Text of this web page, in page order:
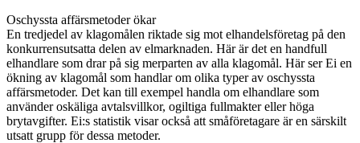
Oschyssta affärsmetoder ökar
En tredjedel av klagomålen riktade sig mot elhandelsföretag på den
konkurrensutsatta delen av elmarknaden. Här är det en handfull
elhandlare som drar på sig merparten av alla klagomål. Här ser Ei en
ökning av klagomål som handlar om olika typer av oschyssta
affärsmetoder. Det kan till exempel handla om elhandlare som
använder oskäliga avtalsvillkor, ogiltiga fullmakter eller höga
brytavgifter. Ei:s statistik visar också att småföretagare är en särskilt
utsatt grupp för dessa metoder.